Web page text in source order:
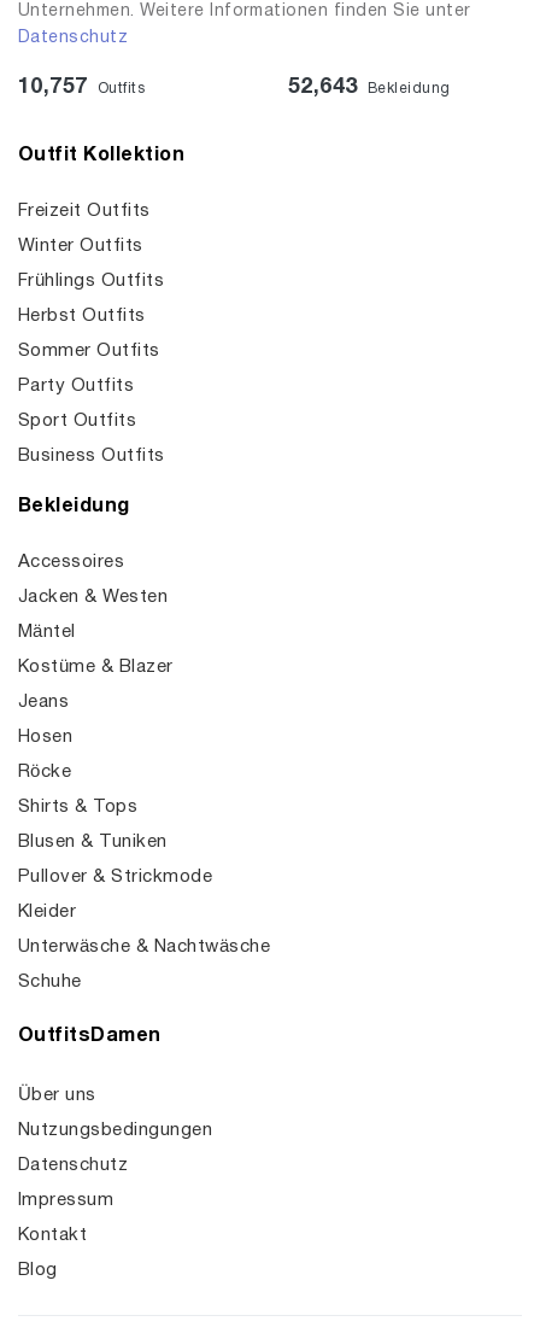
Unternehmen. Weitere Informationen finden Sie unter
Datenschutz
10,757 Outfits 52,643 Bekleidung
Outfit Kollektion
Freizeit Outfits
Winter Outfits
Frühlings Outfits
Herbst Outfits
Sommer Outfits
Party Outfits
Sport Outfits
Business Outfits
Bekleidung
Accessoires
Jacken & Westen
Mäntel
Kostüme & Blazer
Jeans
Hosen
Röcke
Shirts & Tops
Blusen & Tuniken
Pullover & Strickmode
Kleider
Unterwäsche & Nachtwäsche
Schuhe
OutfitsDamen
Über uns
Nutzungsbedingungen
Datenschutz
Impressum
Kontakt
Blog